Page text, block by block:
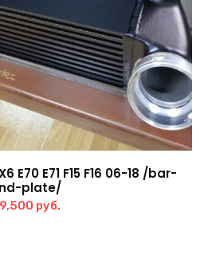
E70 E71 F15 F16 06-18 /bar-
plate/
руб.